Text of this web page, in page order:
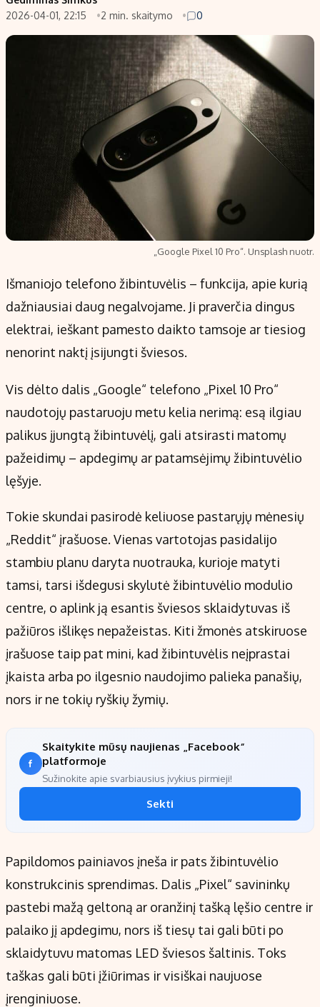
2026-04-01, 22:15
2 min. skaitymo 0
„Google Pixel 10 Pro“. Unsplash nuotr.
Išmaniojo telefono žibintuvėlis – funkcija, apie kurią
dažniausiai daug negalvojame. Ji praverčia dingus
elektrai, ieškant pamesto daikto tamsoje ar tiesiog
nenorint naktį įsijungti šviesos.
Vis dėlto dalis „Google“ telefono „Pixel 10 Pro“
naudotojų pastaruoju metu kelia nerimą: esą ilgiau
palikus įjungtą žibintuvėlį, gali atsirasti matomų
pažeidimų – apdegimų ar patamsėjimų žibintuvėlio
lęšyje.
Tokie skundai pasirodė keliuose pastarųjų mėnesių
„Reddit“ įrašuose. Vienas vartotojas pasidalijo
stambiu planu daryta nuotrauka, kurioje matyti
tamsi, tarsi išdegusi skylutė žibintuvėlio modulio
centre, o aplink ją esantis šviesos sklaidytuvas iš
pažiūros išlikęs nepažeistas. Kiti žmonės atskiruose
įrašuose taip pat mini, kad žibintuvėlis neįprastai
įkaista arba po ilgesnio naudojimo palieka panašių,
nors ir ne tokių ryškių žymių.
Skaitykite mūsų naujienas „Facebook“
platformoje
Sužinokite apie svarbiausius įvykius pirmieji!
Sekti
Papildomos painiavos įneša ir pats žibintuvėlio
konstrukcinis sprendimas. Dalis „Pixel“ savininkų
pastebi mažą geltoną ar oranžinį tašką lęšio centre ir
palaiko jį apdegimu, nors iš tiesų tai gali būti po
sklaidytuvu matomas LED šviesos šaltinis. Toks
taškas gali būti įžiūrimas ir visiškai naujuose
įrenginiuose.